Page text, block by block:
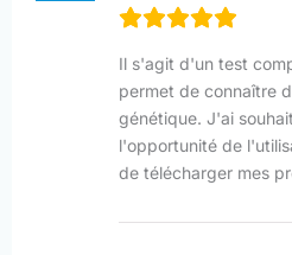
Il s'agit d'un test
permet de connaître
génétique. J'ai
l'opportunité de
de télécharger mes